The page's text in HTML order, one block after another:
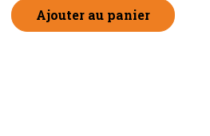
Ajouter au panier